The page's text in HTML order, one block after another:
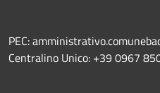
PEC:
Centralino Unico: +39 0967